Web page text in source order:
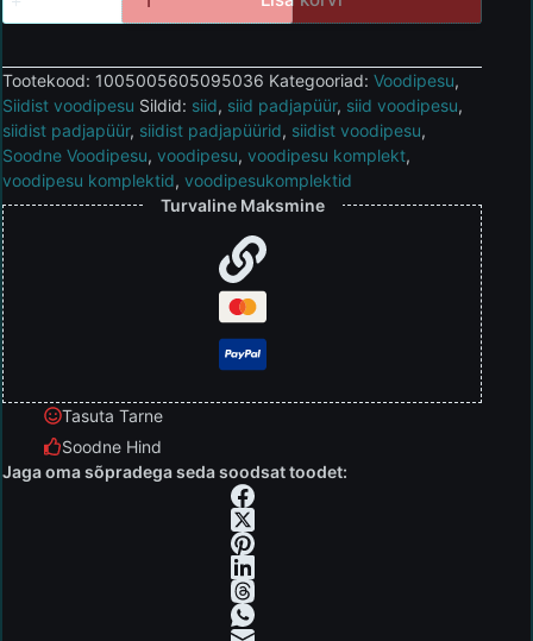
Tootekood: 1005005605095036 Kategooriad: Voodipesu,
Siidist voodipesu Sildid: siid, siid padjapüür, siid voodipesu,
siidist padjapüür, siidist padjapüürid, siidist voodipesu,
Soodne Voodipesu, voodipesu, voodipesu komplekt,
voodipesu komplektid, voodipesukomplektid
Turvaline Maksmine
Tasuta Tarne
Soodne Hind
Jaga oma sõpradega seda soodsat toodet: